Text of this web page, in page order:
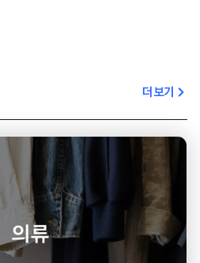
더보기